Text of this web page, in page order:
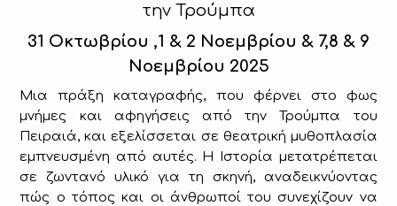
την Τρούμπα
31 Οκτωβρίου ,1 & 2 Νοεμβρίου & 7,8 & 9
Νοεμβρίου 2025
Μια πράξη καταγραφής, που φέρνει στο φως
μνήμες και αφηγήσεις από την Τρούμπα του
Πειραιά, και εξελίσσεται σε θεατρική μυθοπλασία
εμπνευσμένη από αυτές. Η Ιστορία μετατρέπεται
σε ζωντανό υλικό για τη σκηνή, αναδεικνύοντας
πώς ο τόπος και οι άνθρωποί του συνεχίζουν να